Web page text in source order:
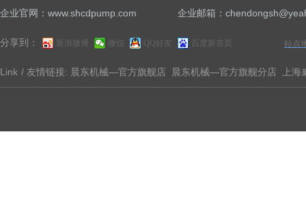
分享到： 新浪微博 微信 QQ好友 百度新首页 站点
Link / 友情链接: 晨东机械—官方旗舰店 晨东机械—官方旗舰分店 上
企业官网：www.shcdpump.com 企业邮箱：